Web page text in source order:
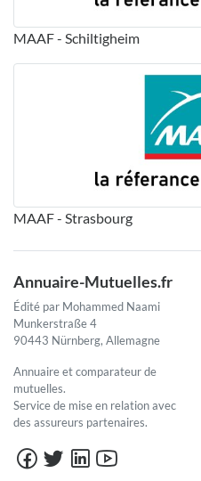
MAAF - Schiltigheim
MAAF - Strasbourg
Annuaire-Mutuelles.fr
Édité par Mohammed Naami
Munkerstraße 4
90443 Nürnberg, Allemagne
Annuaire et comparateur de
mutuelles.
Service de mise en relation avec
des assureurs partenaires.